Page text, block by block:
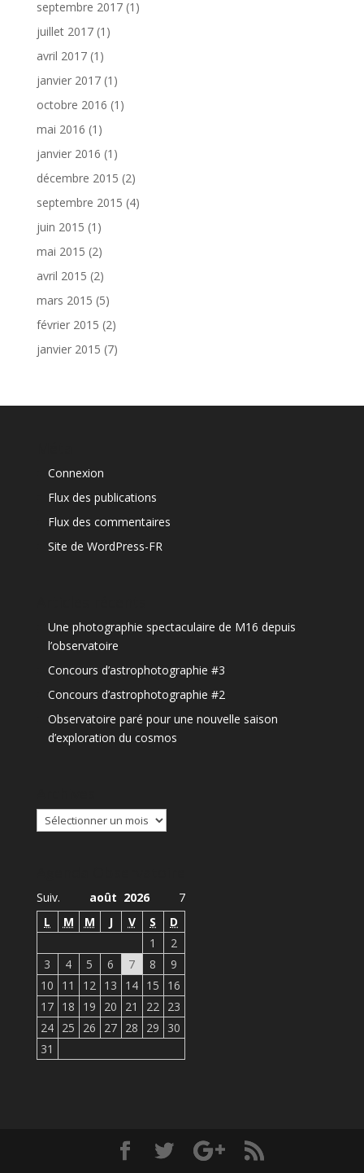
septembre 2017(1)
juillet 2017(1)
avril 2017(1)
janvier 2017(1)
octobre 2016 (1)
mai 2016 (1)
janvier 2016 (1)
décembre 2015 (2)
septembre 2015 (4)
juin 2015 (1)
mai 2015 (2)
avril 2015 (2)
mars 2015 (5)
février 2015 (2)
janvier 2015 (7)
Connexion
Flux des publications
Flux des commentaires
Site de WordPress-FR
Une photographie spectaculaire de M16 depuis
l’observatoire
Concours d’astrophotographie #3
Concours d’astrophotographie #2
Observatoire paré pour une nouvelle saison
d’exploration du cosmos
Archives
Suiv. 7
août 2026
L
M M J V S
D
1
2
3
4 5 6 7 8
9
10
11 12 13 14 15
16
17 18 19 20 21 22 23
24 25 26 27 28 29
30
31